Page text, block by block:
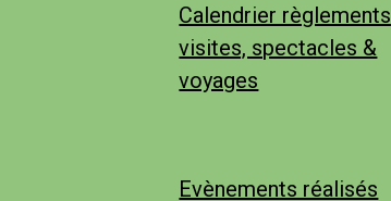
Calendrier règlements
visites, spectacles &
voyages
Evènements réalisés